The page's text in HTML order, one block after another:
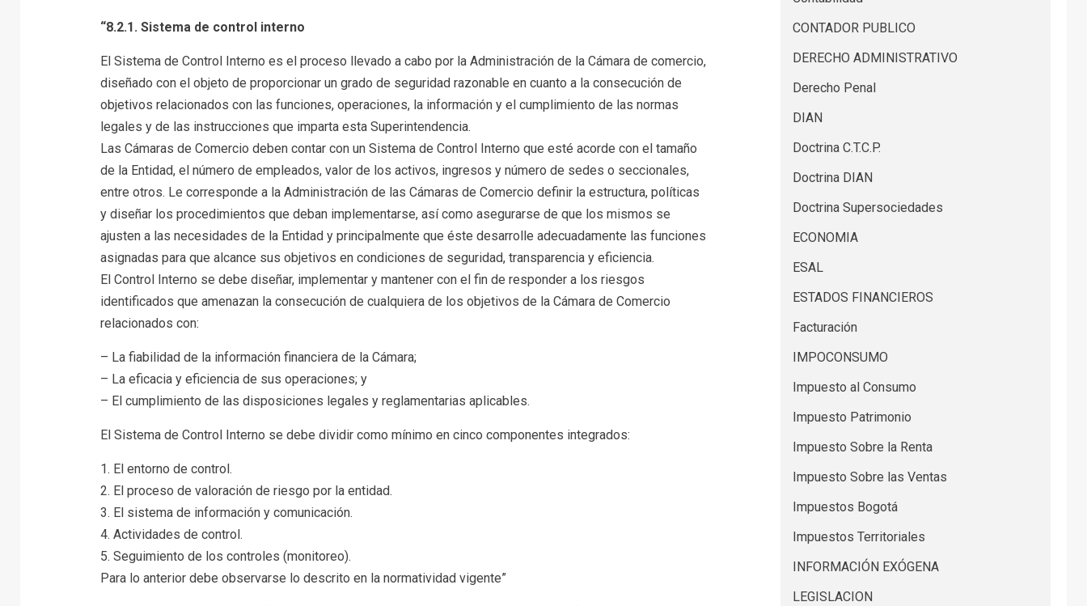
“8.2.1. Sistema de control interno
El Sistema de Control Interno es el proceso llevado a cabo por la Administración de la Cámara de comercio,
diseñado con el objeto de proporcionar un grado de seguridad razonable en cuanto a la consecución de
objetivos relacionados con las funciones, operaciones, la información y el cumplimiento de las normas
legales y de las instrucciones que imparta esta Superintendencia.
Las Cámaras de Comercio deben contar con un Sistema de Control Interno que esté acorde con el tamaño
de la Entidad, el número de empleados, valor de los activos, ingresos y número de sedes o seccionales,
entre otros. Le corresponde a la Administración de las Cámaras de Comercio definir la estructura, políticas
y diseñar los procedimientos que deban implementarse, así como asegurarse de que los mismos se
ajusten a las necesidades de la Entidad y principalmente que éste desarrolle adecuadamente las funciones
asignadas para que alcance sus objetivos en condiciones de seguridad, transparencia y eficiencia.
El Control Interno se debe diseñar, implementar y mantener con el fin de responder a los riesgos
identificados que amenazan la consecución de cualquiera de los objetivos de la Cámara de Comercio
relacionados con:
– La fiabilidad de la información financiera de la Cámara;
– La eficacia y eficiencia de sus operaciones; y
– El cumplimiento de las disposiciones legales y reglamentarias aplicables.
El Sistema de Control Interno se debe dividir como mínimo en cinco componentes integrados:
1. El entorno de control.
2. El proceso de valoración de riesgo por la entidad.
3. El sistema de información y comunicación.
4. Actividades de control.
5. Seguimiento de los controles (monitoreo).
Para lo anterior debe observarse lo descrito en la normatividad vigente”
CONTADOR PUBLICO
DERECHO ADMINISTRATIVO
Derecho Penal
DIAN
Doctrina C.T.C.P.
Doctrina DIAN
Doctrina Supersociedades
ECONOMIA
ESAL
ESTADOS FINANCIEROS
Facturación
IMPOCONSUMO
Impuesto al Consumo
Impuesto Patrimonio
Impuesto Sobre la Renta
Impuesto Sobre las Ventas
Impuestos Bogotá
Impuestos Territoriales
INFORMACIÓN EXÓGENA
LEGISLACION